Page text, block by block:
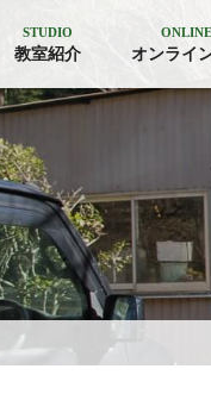
STUDIO
教室紹介 オンライ